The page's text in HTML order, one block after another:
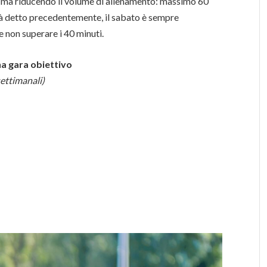
precedentemente, il sabato è sempre
superare i 40 minuti.
gara obiettivo